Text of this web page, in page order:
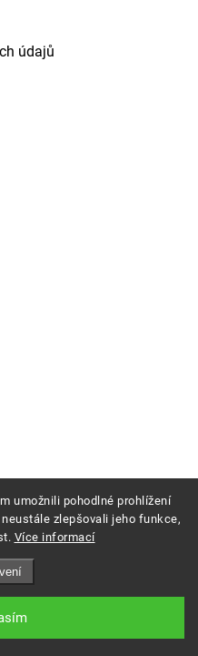
umožnili pohodlné prohlížení
zlepšovali jeho funkce,
Více informací
údajů
. Všechna práva vyhrazena.
nakódoval